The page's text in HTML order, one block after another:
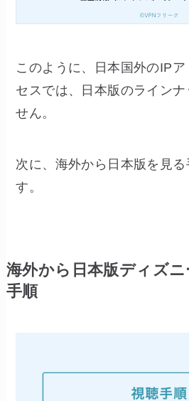
このように、日本国外のIP
セスでは、日本版のラインナ
せん。
次に、海外から日本版を見る
す。
海外から日本版ディズ
手順